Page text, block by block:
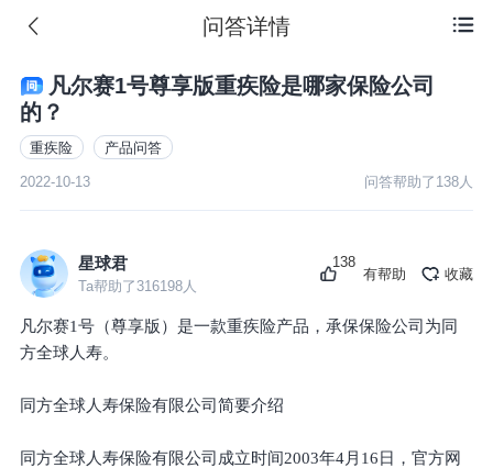
 问答详情
凡尔赛1号尊享版重疾险是哪家保险公司
的？
重疾险 产品问答
2022-10-13 问答帮助了 138人
星球君
Ta帮助了 316198人
138
有帮助 收藏
凡尔赛1号（尊享版）是一款重疾险产品，承保保险公司为同
方全球人寿。
同方全球人寿保险有限公司简要介绍
同方全球人寿保险有限公司成立时间2003年4月16日，官方网